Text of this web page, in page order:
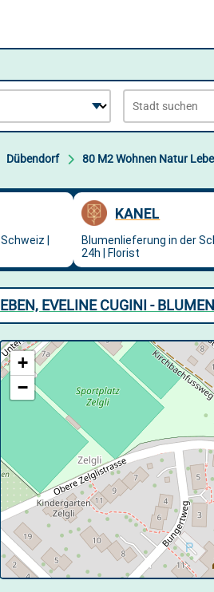
Dübendorf 80 M2 Wohnen Natur
EVELINE CUGINI -
+
−